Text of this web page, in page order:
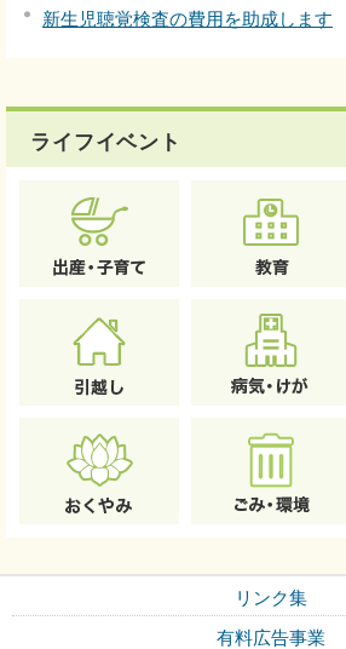
新生児聴覚検査の費用を助成します
ライフイベント
リンク集
有料広告事業